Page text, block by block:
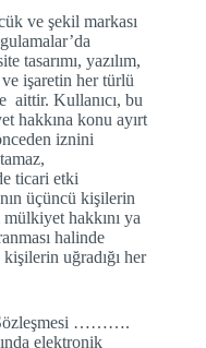
ve şekil markası
tasarımı, yazılım,
ve işaretin her türlü
aittir. Kullanıcı, bu
hakkına konu ayırt
iznini
ticari etki
üçüncü kişilerin
hakkını ya
halinde
uğradığı her
……….
elektronik